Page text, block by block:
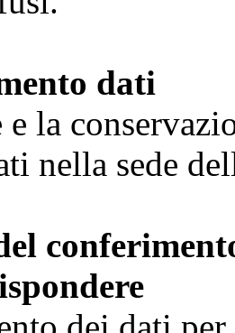
dati
e la
nella sede